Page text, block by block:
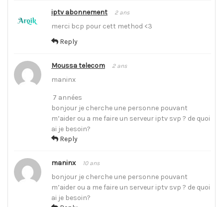
iptv abonnement 2 ans
merci bcp pour cett method <3
Reply
Moussa telecom 2 ans
maninx
7 années
bonjour je cherche une personne pouvant
m’aider ou a me faire un serveur iptv svp ? de quoi
ai je besoin?
Reply
maninx 10 ans
bonjour je cherche une personne pouvant
m’aider ou a me faire un serveur iptv svp ? de quoi
ai je besoin?